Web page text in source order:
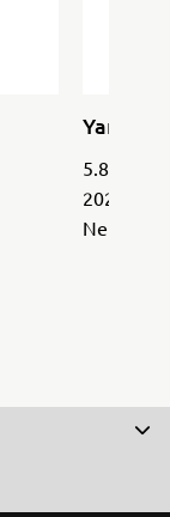
Yamaha
5.849,-
2026 | 0